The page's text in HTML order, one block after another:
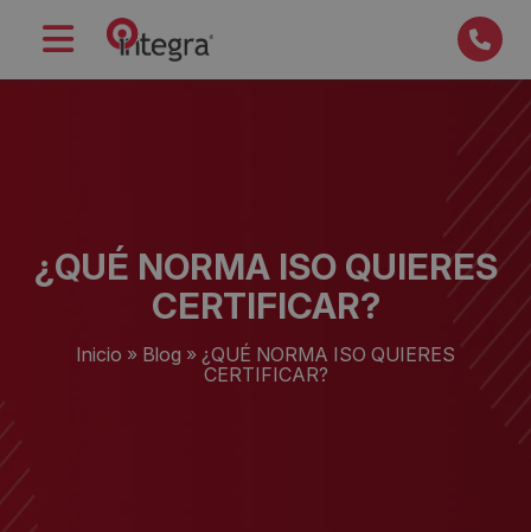
¿QUÉ NORMA ISO QUIERES
CERTIFICAR?
Inicio » Blog » ¿QUÉ NORMA ISO QUIERES
CERTIFICAR?